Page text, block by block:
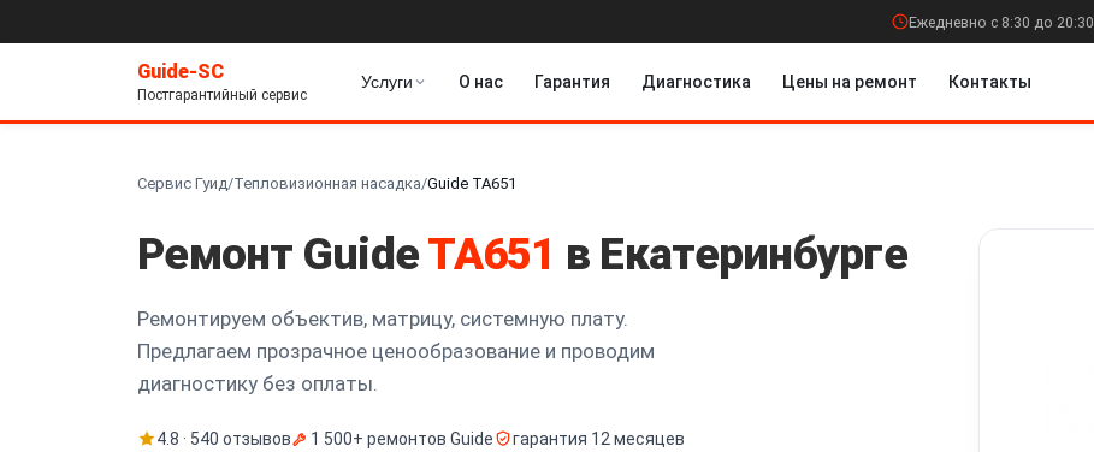
Ежедневно с 8:30 до 20:30
Guide-SC
Постгарантийный сервис
Услуги О нас Гарантия Диагностика Цены на ремонт Контакты
Сервис Гуид/Тепловизионная насадка/Guide TA651
Ремонт GuideTA651 в Екатеринбурге
Ремонтируем объектив, матрицу, системную плату.
Предлагаем прозрачное ценообразование и проводим
диагностику без оплаты.
4.8 · 540 отзывов 1 500+ ремонтов Guide гарантия 12 месяцев